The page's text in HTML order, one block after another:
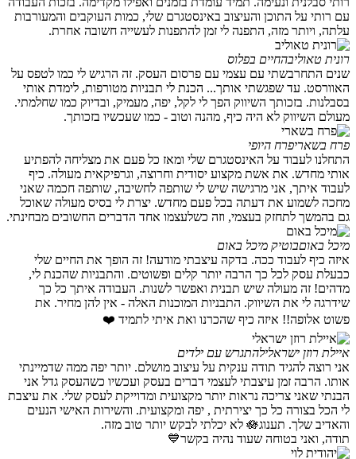
עם רותי על התוכן והעיצוב באינסטגרם שלי, כמות העוקבים והמעורבות
עלתה, ויותר מזה, התפנה לי זמן להתפנות לעשייה חשובה אחרת.
רונית טאוליבהחיים בפלוס
שנים התחרבשתי עם עצמי עם פרסום העסק. זה הרגיש לי כמו לטפס על
האוורסט. עד שפגשתי אותך... הכנת לי תבניות מטורפות, לימדת אותי
בסבלנות. בזכותך השיווק הפך לי לקל, יפה, מעמיק, ובדיוק כמו שחלמתי.
מעולם השיווק לא היה כיף, מהנה וטוב - כמו שעכשיו בזכותך.
פרח בשאריפרח היופי
התחלנו לעבוד על האינסטגרם שלי ומאז כל פעם את מצליחה להפתיע
אותי מחדש. את אשת מקצוע יסודית וחרוצה, וגרפיקאית מעולה. כיף
לעבוד איתך, אני מרגישה שיש לי שותפה לחשיבה, שותפה חכמה שאני
מחכה לשמוע את דעתה בכל פעם מחדש. יצרת לי בסיס מעולה שאוכל
גם בהמשך לתחזק בעצמי, וזה כשלעצמו אחד הדברים החשובים מבחינתי.
מיכל באוםבוטיק מיכל באום
איזה כיף לעבוד ככה. בדקה עיצבתי מודעה! זה הופך את החיים שלי
כבעלת עסק לכל כך הרבה יותר קלים ופשוטים. והתבניות שהכנת לי,
מדהים! זה מעולה שיש תבנית ואפשר לשנות. העבודה איתך כל כך
שידרגה לי את השיווק. התבניות המוכנות האלה - אין להן מחיר. את
פשוט אלופה!! איזה כיף שהכרנו ואת איתי לתמיד ❤️
איילת רוזן ישראלילהתגרש עם ילדים
אני רוצה להגיד תודה ענקית על עיצוב מושלם. יותר יפה ממה שדמיינתי
אותו. הרבה זמן עיצבתי לעצמי דברים בעסק ועכשיו כשהעסק גדל אני
הבנתי שאני צריכה נראות יותר מקצועית ומדוייקת לעסק שלי. את עיצבת
לי הכל בצורה כל כך יצירתית , יפה ומקצועית. והשירות האישי הנעים
והאדיב שלך. תענוג🪷 לא יכלתי לבקש יותר טוב מזה.
תודה, ואני בטוחה שעוד נהיה בקשר💙